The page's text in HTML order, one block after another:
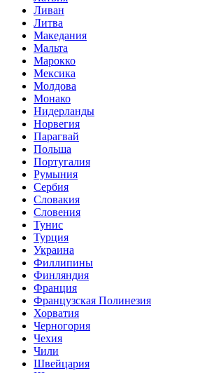
Ливан
Литва
Македания
Мальта
Марокко
Мексика
Молдова
Монако
Нидерланды
Норвегия
Парагвай
Польша
Португалия
Румыния
Сербия
Словакия
Словения
Тунис
Турция
Украина
Филлипины
Финляндия
Франция
Французская Полинезия
Хорватия
Черногория
Чехия
Чили
Швейцария